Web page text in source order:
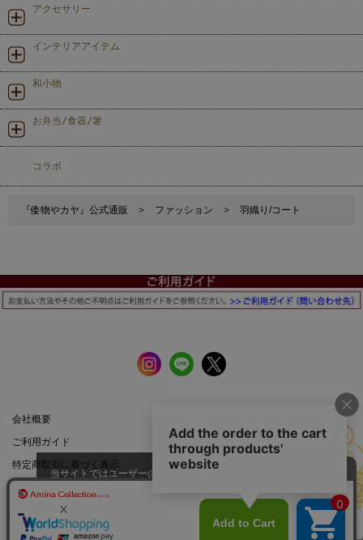
アクセサリー
インテリアアイテム
和小物
お弁当/食器/箸
コラボ
『倭物やカヤ』公式通販 > ファッション > 羽織り/コート
会社概要
ご利用ガイド
店舗一覧
特定商取引に基づく表示
プライバシーポリシー
スマートフォン | PCサイト
当サイトではユーザーの利便性向